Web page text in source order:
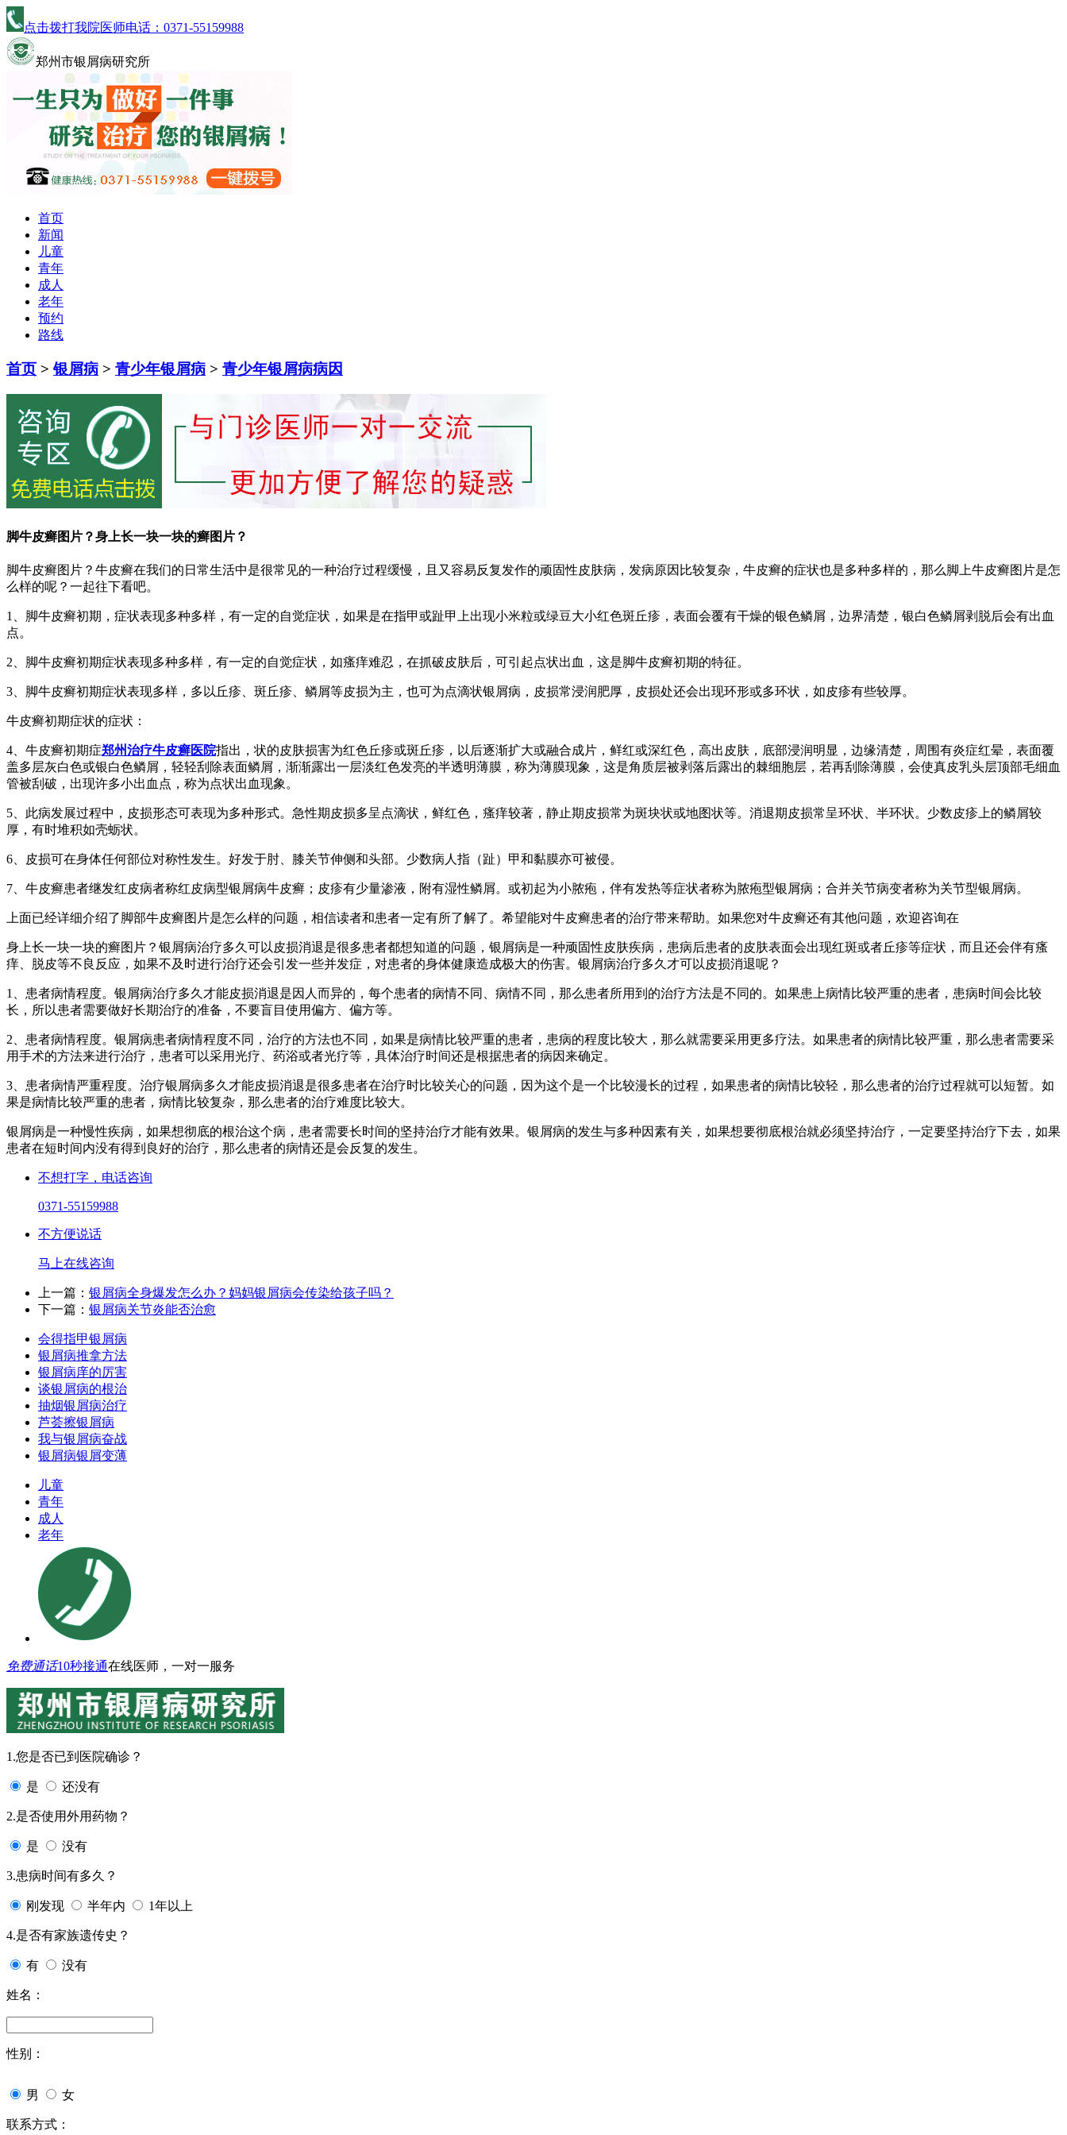
点击拨打我院医师电话： 0371-55159988
郑州市银屑病研究所
首页
新闻
儿童
青年
成人
老年
预约
路线
首页 >银屑病 > 青少年银屑病 > 青少年银屑病病因
脚牛皮癣图片？身上长一块一块的癣图片？
脚牛皮癣图片？牛皮癣在我们的日常生活中是很常见的一种治疗过程缓慢，且又容易反复发作的顽固性皮肤病，发病原因比较复杂，牛皮癣的症状也是多种多样的，那么脚上牛皮癣图片是怎
么样的呢？一起往下看吧。
1、脚牛皮癣初期，症状表现多种多样，有一定的自觉症状，如果是在指甲或趾甲上出现小米粒或绿豆大小红色斑丘疹，表面会覆有干燥的银色鳞屑，边界清楚，银白色鳞屑剥脱后会有出血
点。
2、脚牛皮癣初期症状表现多种多样，有一定的自觉症状，如瘙痒难忍，在抓破皮肤后，可引起点状出血，这是脚牛皮癣初期的特征。
3、脚牛皮癣初期症状表现多样，多以丘疹、斑丘疹、鳞屑等皮损为主，也可为点滴状银屑病，皮损常浸润肥厚，皮损处还会出现环形或多环状，如皮疹有些较厚。
牛皮癣初期症状的症状：
4、牛皮癣初期症郑州治疗牛皮癣医院指出，状的皮肤损害为红色丘疹或斑丘疹，以后逐渐扩大或融合成片，鲜红或深红色，高出皮肤，底部浸润明显，边缘清楚，周围有炎症红晕，表面覆
盖多层灰白色或银白色鳞屑，轻轻刮除表面鳞屑，渐渐露出一层淡红色发亮的半透明薄膜，称为薄膜现象，这是角质层被剥落后露出的棘细胞层，若再刮除薄膜，会使真皮乳头层顶部毛细血
管被刮破，出现许多小出血点，称为点状出血现象。
5、此病发展过程中，皮损形态可表现为多种形式。急性期皮损多呈点滴状，鲜红色，瘙痒较著，静止期皮损常为斑块状或地图状等。消退期皮损常呈环状、半环状。少数皮疹上的鳞屑较
厚，有时堆积如壳蛎状。
6、皮损可在身体任何部位对称性发生。好发于肘、膝关节伸侧和头部。少数病人指（趾）甲和黏膜亦可被侵。
7、牛皮癣患者继发红皮病者称红皮病型银屑病牛皮癣；皮疹有少量渗液，附有湿性鳞屑。或初起为小脓疱，伴有发热等症状者称为脓疱型银屑病；合并关节病变者称为关节型银屑病。
上面已经详细介绍了脚部牛皮癣图片是怎么样的问题，相信读者和患者一定有所了解了。希望能对牛皮癣患者的治疗带来帮助。如果您对牛皮癣还有其他问题，欢迎咨询在
身上长一块一块的癣图片？银屑病治疗多久可以皮损消退是很多患者都想知道的问题，银屑病是一种顽固性皮肤疾病，患病后患者的皮肤表面会出现红斑或者丘疹等症状，而且还会伴有瘙
痒、脱皮等不良反应，如果不及时进行治疗还会引发一些并发症，对患者的身体健康造成极大的伤害。银屑病治疗多久才可以皮损消退呢？
1、患者病情程度。银屑病治疗多久才能皮损消退是因人而异的，每个患者的病情不同、病情不同，那么患者所用到的治疗方法是不同的。如果患上病情比较严重的患者，患病时间会比较
长，所以患者需要做好长期治疗的准备，不要盲目使用偏方、偏方等。
2、患者病情程度。银屑病患者病情程度不同，治疗的方法也不同，如果是病情比较严重的患者，患病的程度比较大，那么就需要采用更多疗法。如果患者的病情比较严重，那么患者需要采
用手术的方法来进行治疗，患者可以采用光疗、药浴或者光疗等，具体治疗时间还是根据患者的病因来确定。
3、患者病情严重程度。治疗银屑病多久才能皮损消退是很多患者在治疗时比较关心的问题，因为这个是一个比较漫长的过程，如果患者的病情比较轻，那么患者的治疗过程就可以短暂。如
果是病情比较严重的患者，病情比较复杂，那么患者的治疗难度比较大。
银屑病是一种慢性疾病，如果想彻底的根治这个病，患者需要长时间的坚持治疗才能有效果。银屑病的发生与多种因素有关，如果想要彻底根治就必须坚持治疗，一定要坚持治疗下去，如果
患者在短时间内没有得到良好的治疗，那么患者的病情还是会反复的发生。
不想打字，电话咨询
0371-55159988
不方便说话
马上在线咨询
上一篇： 银屑病全身爆发怎么办？妈妈银屑病会传染给孩子吗？
下一篇： 银屑病关节炎能否治愈
会得指甲银屑病
银屑病推拿方法
银屑病庠的厉害
谈银屑病的根治
抽烟银屑病治疗
芦荟擦银屑病
我与银屑病奋战
银屑病银屑变薄
儿童
青年
成人
老年
免费通话10秒接通在线医师，一对一服务
1.您是否已到医院确诊？
是 还没有
2.是否使用外用药物？
是 没有
3.患病时间有多久？
刚发现 半年内 1年以上
4.是否有家族遗传史？
有 没有
姓名：
性别：
男 女
联系方式：